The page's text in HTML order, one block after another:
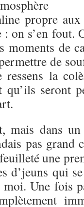
propre
on s’en fout.
moments de
de
la
qu’ils seront
mais dans
pas grand
une
d’jeuns qui
moi. Une fois